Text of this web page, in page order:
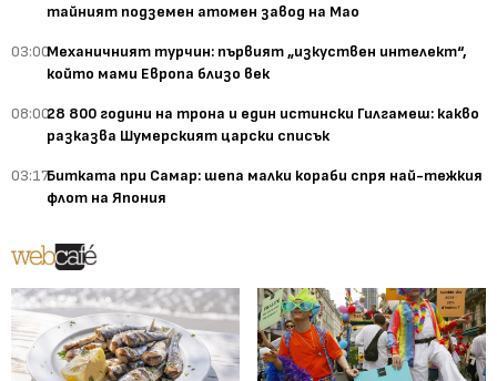
тайният подземен атомен завод на Мао
03:00Механичният турчин: първият „изкуствен интелект“,
който мами Европа близо век
08:0028 800 години на трона и един истински Гилгамеш: какво
разказва Шумерският царски списък
03:17Битката при Самар: шепа малки кораби спря най-тежкия
флот на Япония